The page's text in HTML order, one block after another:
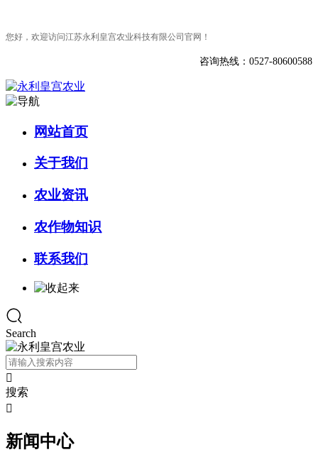
您好，欢迎访问江苏永利皇宫农业科技有限公司官网！
咨询热线：0527-80600588
网站首页
关于我们
农业资讯
农作物知识
联系我们
Search

搜索

新闻中心